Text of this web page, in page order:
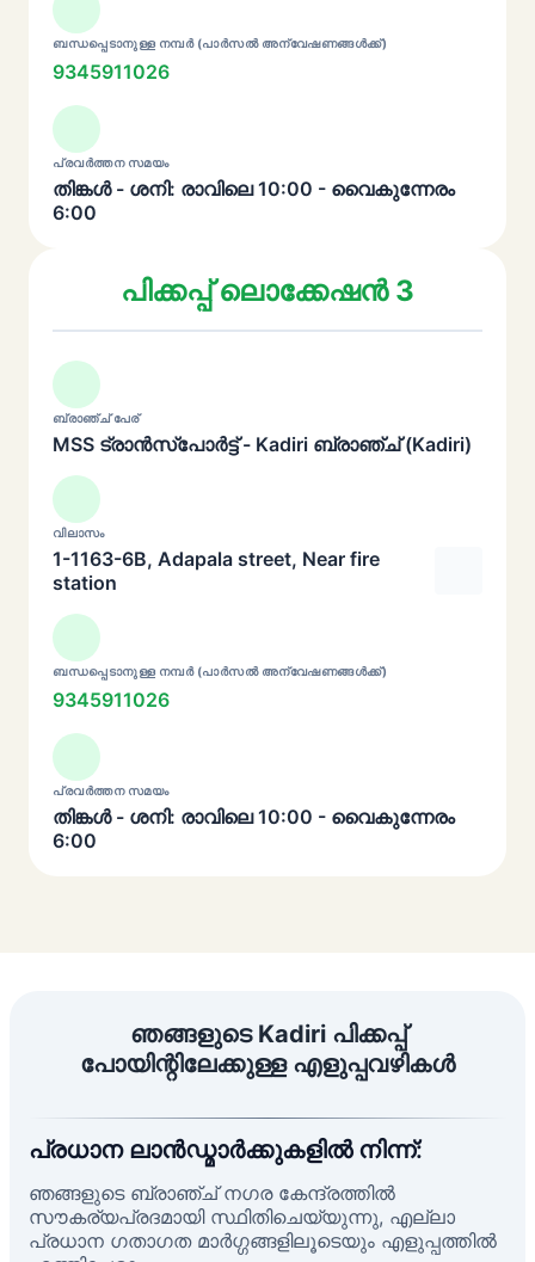
ബന്ധപ്പെടാനുള്ള നമ്പർ (പാർസൽ അന്വേഷണങ്ങൾക്ക്)
9345911026
പ്രവർത്തന സമയം
തിങ്കൾ - ശനി: രാവിലെ 10:00 - വൈകുന്നേരം
6:00
പിക്കപ്പ് ലൊക്കേഷൻ 3
ബ്രാഞ്ച് പേര്
MSS ട്രാൻസ്പോർട്ട് - Kadiri ബ്രാഞ്ച് (Kadiri)
വിലാസം
1-1163-6B, Adapala street, Near fire
station
ബന്ധപ്പെടാനുള്ള നമ്പർ (പാർസൽ അന്വേഷണങ്ങൾക്ക്)
9345911026
പ്രവർത്തന സമയം
തിങ്കൾ - ശനി: രാവിലെ 10:00 - വൈകുന്നേരം
6:00
ഞങ്ങളുടെ Kadiri പിക്കപ്പ്
പോയിന്റിലേക്കുള്ള എളുപ്പവഴികൾ
പ്രധാന ലാൻഡ്മാർക്കുകളിൽ നിന്ന്:
ഞങ്ങളുടെ ബ്രാഞ്ച് നഗര കേന്ദ്രത്തിൽ
സൗകര്യപ്രദമായി സ്ഥിതിചെയ്യുന്നു, എല്ലാ
പ്രധാന ഗതാഗത മാർഗ്ഗങ്ങളിലൂടെയും എളുപ്പത്തിൽ